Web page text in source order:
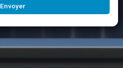
Envoyer